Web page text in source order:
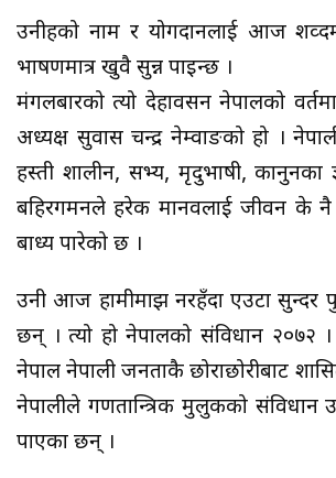
उनीहरुको नाम र योगदानलाई आज
भाषणमात्र खुवै सुन्न पाइन्छ ।
मंगलबारको त्यो देहावसन नेपालको
अध्यक्ष सुवास चन्द्र नेम्वाङको हो ।
हस्ती शालीन, सभ्य, मृदुभाषी, कानुनका
बहिरगमनले हरेक मानवलाई जीवन के नै
बाध्य पारेको छ ।
उनी आज हामीमाझ नरहँदा एउटा सुन्दर
छन् । त्यो हो नेपालको संविधान
नेपाल नेपाली जनताकै छोराछोरीबाट
नेपालीले गणतान्त्रिक मुलुकको संविधान
पाएका छन् ।